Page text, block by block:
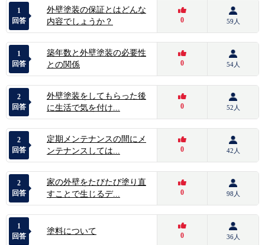
1
回答
外壁塗装の保証とはどんな
内容でしょうか？
0 59人
1
回答
築年数と外壁塗装の必要性
との関係
0 54人
2
回答
外壁塗装をしてもらった後
に生活で気を付け...
0 52人
2
回答
定期メンテナンスの間にメ
ンテナンスしては...
0 42人
2
回答
家の外壁をたびたび塗り直
すことで生じるデ...
0 98人
1
回答
塗料について 0 36人